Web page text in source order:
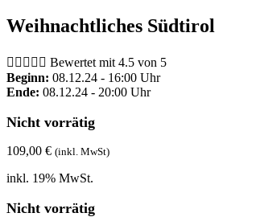
Weihnachtliches Südtirol
     Bewertet mit 4.5 von 5
Beginn: 08.12.24 - 16:00 Uhr
Ende: 08.12.24 - 20:00 Uhr
Nicht vorrätig
109,00 € (inkl. MwSt)
inkl. 19% MwSt.
Nicht vorrätig